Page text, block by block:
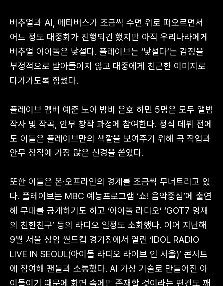
버추얼과 AI, 메타버스가 조금씩 수면 위로 떠오르면서
어느 정도 대중화가 진행되긴 했지만 아직 우리나라에게
버추얼 아이돌은 낯설다. 플레이브는 ‘낯설다’는 감정을
부정적으로 받아들이지 않고 대중에게 친근한 이미지로
다가가도록 힘썼다.
플레이브 멤버 예준 노아 밤비 은호 하민 5명은 모두 앨범
작사 및 작곡, 안무 창작 과정에 참여한다. 정식 데뷔 전에
도 이들은 플레이브만의 색깔을 보여주기 위해 곡 작업과
안무 창작에 가장 많은 신경을 쏟았다.
또한 이들은 온·오프라인의 경계를 조금씩 무너트리고 있
다. 플레이브는 MBC 예능프로그램 ‘쇼! 음악중심’에 출연
해 무대를 공개하기도 하고 ‘아이돌 라디오’ ‘GOT7 영재
의 친한친구’ 등의 라디오 일정도 소화했다. 이어 지난해
9월 서울 상암 월드컵 경기장에서 열린 ‘IDOL RADIO
LIVE IN SEOUL(아이돌 라디오 라이브 인 서울)’ 콘서트
에 참여해 팬들과 소통했다. AI 가상 기술로 만들어진 아
이돌이기 때문에 화면 속에만 존재할 것이라는 편견도 깨